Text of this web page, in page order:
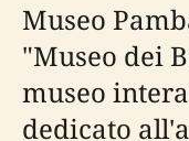
Museo
"Museo dei
museo
dedicato